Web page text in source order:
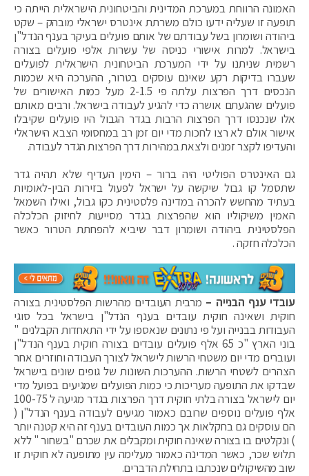
האמונה הרווחת במערכת המדינית והביטחונית הישראלית הייתה כי
תופעה זו שעליה ידעו כולם משרתת אינטרס ישראלי מובהק – שקט
ביהודה ושומרון בשל עבודתם של אותם פועלים בעיקר בענף הנדל"ן
בישראל. למרות אישורי כניסה של עשרות אלפי פועלים בצורה
רשמית שניתנו על ידי המערכת הביטחונית הישראלית לפועלים
שעברו בדיקות רקע שאינם עוסקים בטרור, ההערכה היא שכמות
הנכסים דרך הפרצות עלתה פי 2-1.5 מעל כמות האישורים של
פועלים שהגעתם אושרה כדי להגיע לעבודה בישראל. ורבים מאותם
אלו שנכנסו דרך הפרצות הרבות בגדר הגבול היו פועלים שקיבלו
אישור אולם לא רצו לחכות מדי יום זמן רב במחסומי הצבא הישראלי
והעדיפו לקצר זמנים ולצאת במהירות דרך הפרצות הגדר לעבודה.
גם האינטרס הפוליטי היה ברור – הימין העדיף שלא תהיה גדר
שתסמל קו גבול שיקשה על ישראל לפעול בזירות הבין-לאומיות
בעתיד מהחשש להכרה במדינה פלסטינית כקו גבול, ואילו השמאל
האמין משיקוליו הוא שהפרצות בגדר מסייעות לחיזוק הכלכלה
הפלסטינית ביהודה ושומרון דבר שיביא להפחתת הטרור כאשר
הכלכלה חזקה .
עובדי ענף הבנייה – מרבית העובדים מהרשות הפלסטינית בצורה
חוקית ושאינה חוקית עובדים בענף הנדל"ן בישראל בכל סוגי
העבודות בבנייה ועל פי נתונים שנאספו על ידי התאחדות הקבלנים "
בוני הארץ "כ 65 אלף פועלים עובדים בצורה חוקית בענף הנדל"ן
ועוברים מדי יום משטחי הרשות לישראל לצורך העבודה וחוזרים אחר
הצהרים לשטחי הרשות. ההערכות השונות של גופים שונים בישראל
שבדקו את התופעה מעריכות כי כמות הפועלים שמגיעים בפועל מדי
יום לישראל בצורה בלתי חוקית דרך הפרצות בגדר מגיעה ל 100-75
אלף פועלים נוספים שרובם כאמור מגיעים לעבודה בענף הנדל"ן (
הם עוסקים גם בחקלאות אך כמות העובדים בענף זה היא קטנה יותר
) ונקלטים בו בצורה שאינה חוקית ומקבלים את שכרם "בשחור " ללא
תלוש שכר, כאשר המדינה כאמור מעלימה עין מתופעה לא חוקית זו
שוב מהשיקולים שנכתבו בתחילת הדברים.